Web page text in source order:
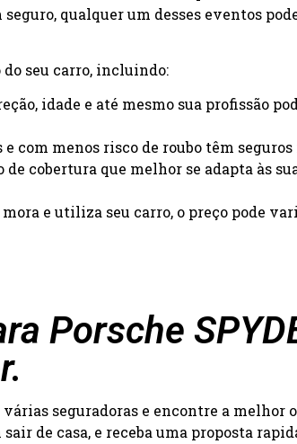
seguro, qualquer um desses eventos
seu carro, incluindo:
idade e até mesmo sua profissão
e com menos risco de roubo têm
de cobertura que melhor se adapta às
mora e utiliza seu carro, o preço pode
Porsche
seguradoras e encontre a melhor
de casa, e receba uma proposta